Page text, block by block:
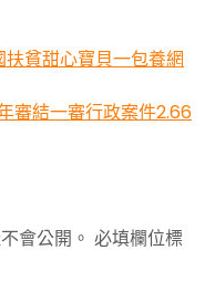
貧甜心寶貝一包養網
審結一審行政案件2.66
會公開。 必填欄位標